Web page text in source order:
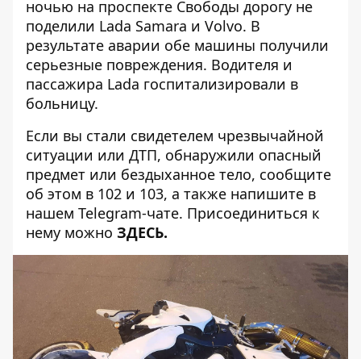
ночью на проспекте Свободы дорогу не
поделили Lada Samara и Volvo. В
результате аварии обе машины получили
серьезные повреждения. Водителя и
пассажира Lada госпитализировали в
больницу.
Если вы стали свидетелем чрезвычайной
ситуации или ДТП, обнаружили опасный
предмет или бездыханное тело, сообщите
об этом в 102 и 103, а также напишите в
нашем Telegram-чате. Присоединиться к
нему можно ЗДЕСЬ.